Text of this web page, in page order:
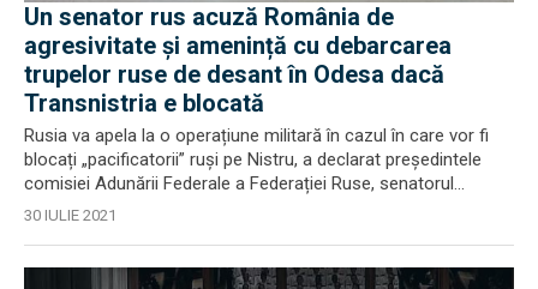
Un senator rus acuză România de
agresivitate și amenință cu debarcarea
trupelor ruse de desant în Odesa dacă
Transnistria e blocată
Rusia va apela la o operațiune militară în cazul în care vor fi
blocați „pacificatorii” ruși pe Nistru, a declarat președintele
comisiei Adunării Federale a Federației Ruse, senatorul...
30 IULIE 2021